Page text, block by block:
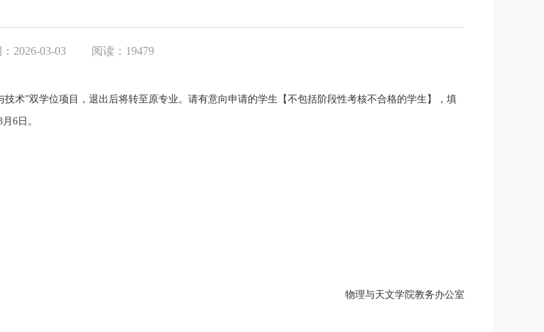
：2026-03-03 阅读：19479
技术”双学位项目，退出后将转至原专业。请有意向申请的学生【不包括阶段性考核不合格的学生】，填
6日。
物理与天文学院教务办公室